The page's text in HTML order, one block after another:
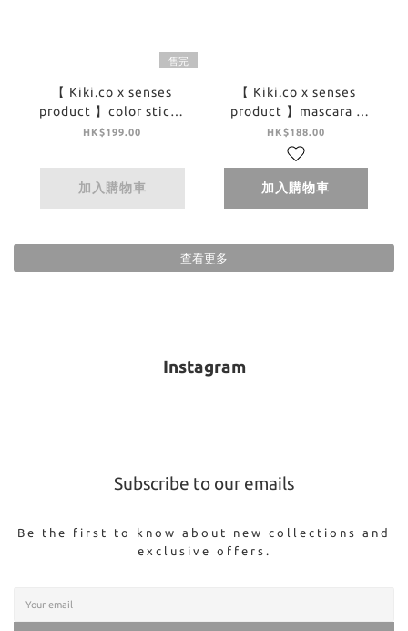
售完
【 Kiki.co x senses
product 】color stick -
sweet charm
HK$199.00
加入購物車
【 Kiki.co x senses
product 】mascara -
rococo
HK$188.00
加入購物車
查看更多
Instagram
Subscribe to our emails
Be the first to know about new collections and
exclusive offers.